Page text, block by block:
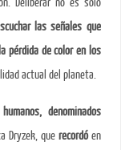
Deliberar no es sólo
las señales que
pérdida de color en los
actual del planeta.
denominados
Dryzek, que recordóen